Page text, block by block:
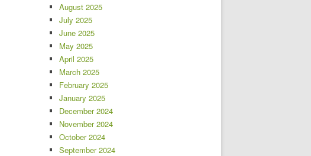
August 2025
July 2025
June 2025
May 2025
April 2025
March 2025
February 2025
January 2025
December 2024
November 2024
October 2024
September 2024